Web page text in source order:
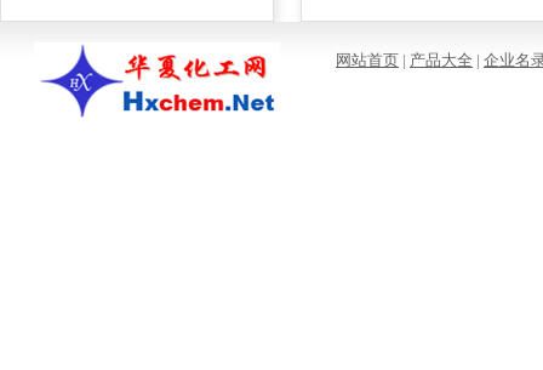
网站首页 | 产品大全 | 企业名